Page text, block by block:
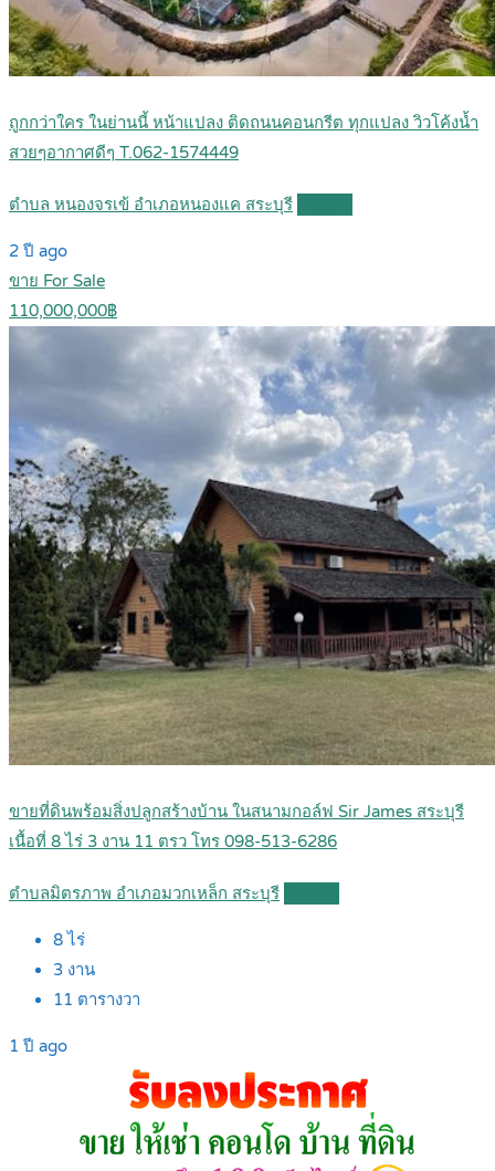
ถูกกว่าใคร ในย่านนี้ หน้าแปลง ติดถนนคอนกรีต ทุกแปลง วิวโค้งน้ำ
สวยๆอากาศดีๆ T.062-1574449
ตำบล หนองจรเข้ อำเภอหนองแค สระบุรี
2 ปี ago
ขาย For Sale
110,000,000฿
ขายที่ดินพร้อมสิ่งปลูกสร้างบ้าน ในสนามกอล์ฟ Sir James สระบุรี
เนื้อที่ 8 ไร่ 3 งาน 11 ตรว โทร 098-513-6286
ตำบลมิตรภาพ อำเภอมวกเหล็ก สระบุรี
8ไร่
3 งาน
11 ตารางวา
1 ปี ago